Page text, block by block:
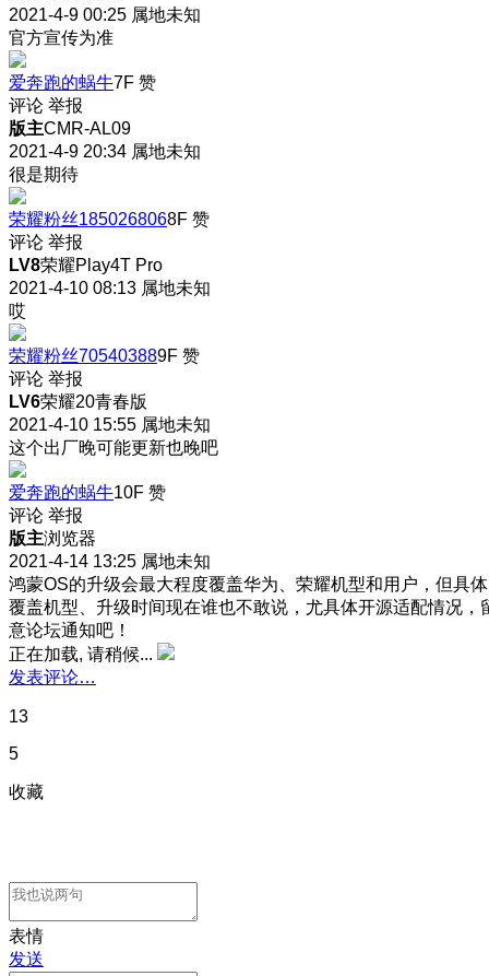
2021-4-9 00:25 属地未知
官方宣传为准
爱奔跑的蜗牛7F 赞
评论 举报
版主CMR-AL09
2021-4-9 20:34 属地未知
很是期待
荣耀粉丝1850268068F 赞
评论 举报
LV8荣耀Play4T Pro
2021-4-10 08:13 属地未知
哎
荣耀粉丝705403889F 赞
评论 举报
LV6荣耀20青春版
2021-4-10 15:55 属地未知
这个出厂晚可能更新也晚吧
爱奔跑的蜗牛10F 赞
评论 举报
版主浏览器
2021-4-14 13:25 属地未知
鸿蒙OS的升级会最大程度覆盖华为、荣耀机型和用户，但具体
覆盖机型、升级时间现在谁也不敢说，尤具体开源适配情况，
意论坛通知吧！
正在加载, 请稍候...
发表评论…
13
5
收藏
表情
发送